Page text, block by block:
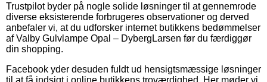
Trustpilot byder på nogle solide løsninger til at gennemrode
diverse eksisterende forbrugeres observationer og derved
anbefaler vi, at du udforsker internet butikkens bedømmelser
af Valby Gulvlampe Opal – DybergLarsen før du færdiggør
din shopping.
Facebook yder desuden fuldt ud hensigtsmæssige løsninger
til at få indsigt i online butikkens troværdighed. Her møder vi